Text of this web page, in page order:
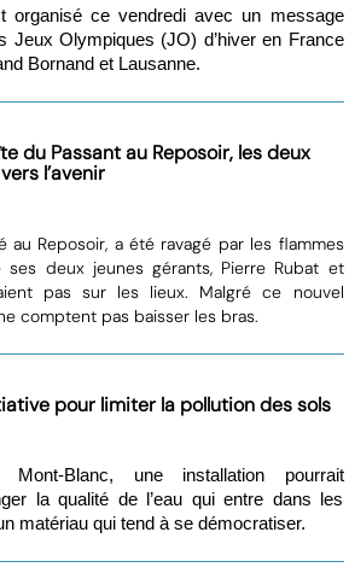
organisé ce vendredi avec un message
Jeux Olympiques (JO) d’hiver en France
Bornand et Lausanne.
du Passant au Reposoir, les deux
l’avenir
au Reposoir, a été ravagé par les flammes
deux jeunes gérants, Pierre Rubat et
pas sur les lieux. Malgré ce nouvel
comptent pas baisser les bras.
pour limiter la pollution des sols
Blanc, une installation pourrait
la qualité de l’eau qui entre dans les
matériau qui tend à se démocratiser.